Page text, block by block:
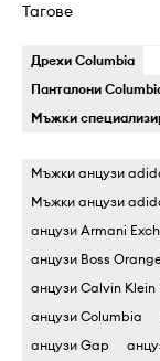
Тагове
Дрехи Columbia
Панталони
Мъжки
Мъжки анцузи
Мъжки анцузи
анцузи Armani
анцузи Boss
анцузи Calvin Klein
анцузи Columbia
анцузи Gap